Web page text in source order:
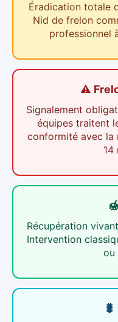
Éradication totale
Nid de frelon
professionnel
⚠️
Signalement
équipes traitent
conformité avec la
14
Récupération
Intervention
ou